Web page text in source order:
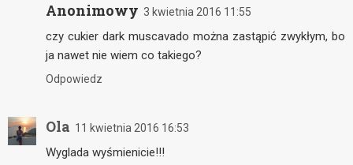
Anonimowy 3 kwietnia 2016 11:55
czy cukier dark muscavado można zastąpić zwykłym, bo
ja nawet nie wiem co takiego?
Odpowiedz
Ola 11 kwietnia 2016 16:53
Wyglada wyśmienicie!!!